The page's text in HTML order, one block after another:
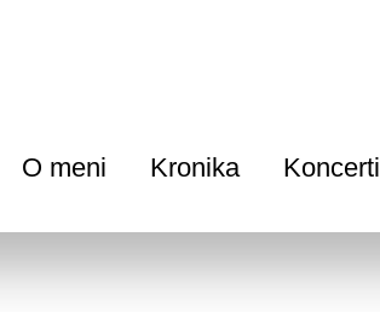
O meni Kronika Koncerti